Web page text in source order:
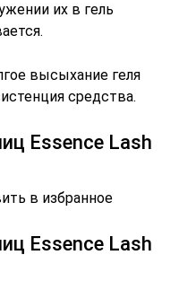
их в гель
высыхание геля
средства.
Essence Lash
в избранное
Essence Lash